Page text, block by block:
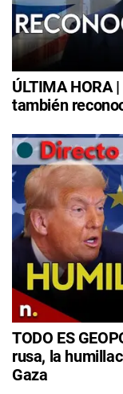
ÚLTIMA HORA
también
TODO ES
rusa, la
Gaza